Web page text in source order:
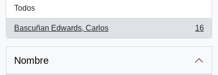
Todos
Bascuñan Edwards, Carlos
, 16 resultados
16
Nombre